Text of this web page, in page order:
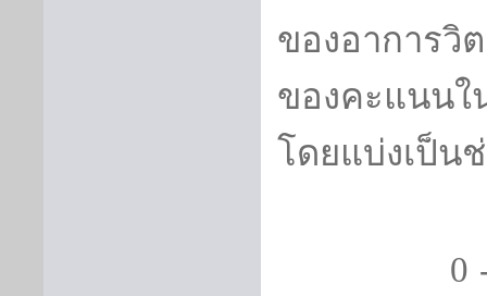
ของอาการวิ
ของคะแนน
โดยแบ่งเป็น
0